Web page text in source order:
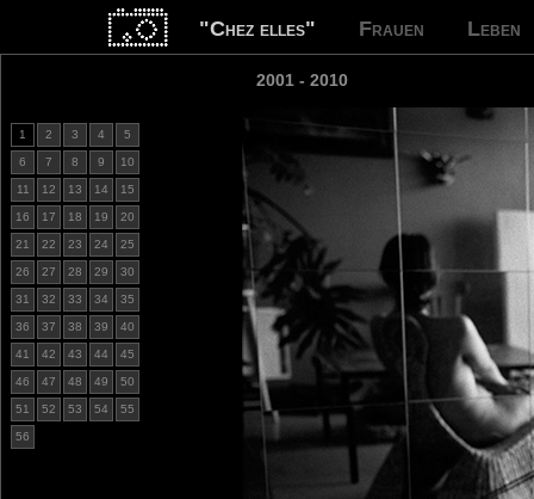
"Chez elles" Frauen Leben
2001 - 2010
1 2 3 4 5
6 7 8 9 10
11 12 13 14 15
16 17 18 19 20
21 22 23 24 25
26 27 28 29 30
31 32 33 34 35
36 37 38 39 40
41 42 43 44 45
46 47 48 49 50
51 52 53 54 55
56